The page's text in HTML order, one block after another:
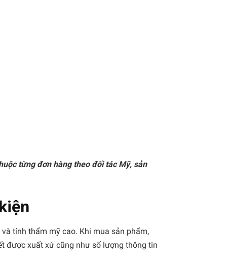
từng đơn hàng theo đối tác Mỹ, sản
tính thẩm mỹ cao. Khi mua sản phẩm,
được xuất xứ cũng như số lượng thông tin